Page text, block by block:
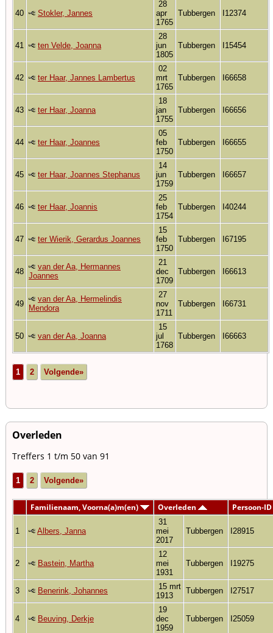
40 Stokler, Jannes
28
apr
1765
Tubbergen I12374
41 ten Velde, Joanna
28
jun
1805
Tubbergen I15454
42 ter Haar, Jannes Lambertus
02
mrt
1765
Tubbergen I66658
43 ter Haar, Joanna
18
jan
1755
Tubbergen I66656
44 ter Haar, Joannes
05
feb
1750
Tubbergen I66655
45 ter Haar, Joannes Stephanus
14
jun
1759
Tubbergen I66657
46 ter Haar, Joannis
25
feb
1754
Tubbergen I40244
47 ter Wierik, Gerardus Joannes
15
feb
1750
Tubbergen I67195
48
van der Aa, Hermannes
Joannes
21
dec
1709
Tubbergen I66613
49
van der Aa, Hermelindis
Mendora
27
nov
1711
Tubbergen I66731
50 van der Aa, Joanna
15
jul
1768
Tubbergen I66663
1 2 Volgende»
Overleden
Treffers 1 t/m 50 van 91
1 2 Volgende»
Familienaam, Voorna(a)m(en) Overleden Persoon-ID
1 Albers, Janna
31
mei
2017
Tubbergen I28915
2 Bastein, Martha
12
mei
1931
Tubbergen I19275
3 Benerink, Johannes
15 mrt
1913
Tubbergen I27517
4 Beuving, Derkje
19
dec
1959
Tubbergen I25059